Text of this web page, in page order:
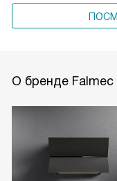
О бренде Falmec